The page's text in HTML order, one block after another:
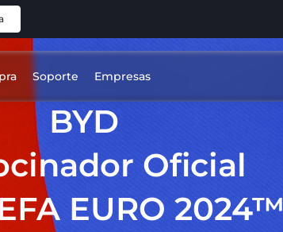
Soporte Empresas
BYD
Oficial
EURO 2024™